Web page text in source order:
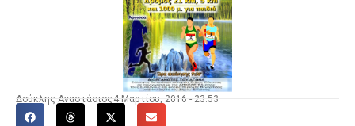
Δούκλης Αναστάσιος 4 Μαρτίου, 2016 - 23:53